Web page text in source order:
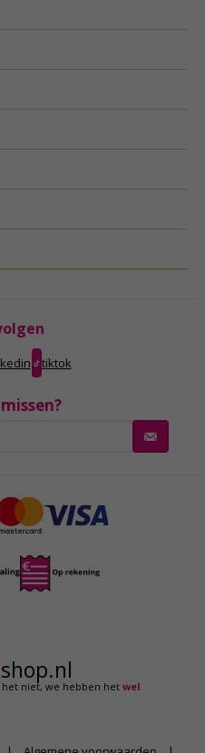
tiktok
shop.nl
het niet,we hebben hetwel